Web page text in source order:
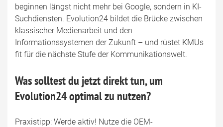
beginnen längst nicht mehr bei Google, sondern in KI-
Suchdiensten. Evolution24 bildet die Brücke zwischen
klassischer Medienarbeit und den
Informationssystemen der Zukunft – und rüstet KMUs
fit für die nächste Stufe der Kommunikationswelt.
Was solltest du jetzt direkt tun, um
Evolution24 optimal zu nutzen?
Praxistipp: Werde aktiv! Nutze die OEM-